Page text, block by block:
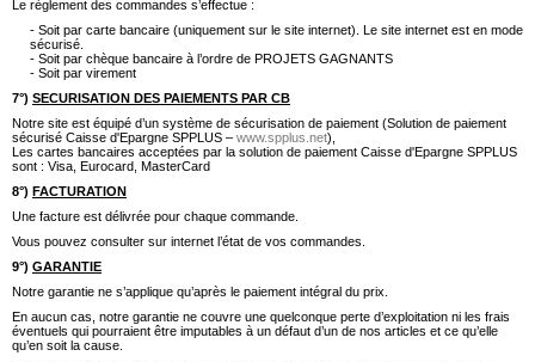
Le règlement des commandes s’effectue :
- Soit par carte bancaire (uniquement sur le site internet). Le site internet est en mode
sécurisé.
- Soit par chèque bancaire à l’ordre de PROJETS GAGNANTS
- Soit par virement
7°) SECURISATION DES PAIEMENTS PAR CB
Notre site est équipé d’un système de sécurisation de paiement (Solution de paiement
sécurisé Caisse d'Epargne SPPLUS – www.spplus.net),
Les cartes bancaires acceptées par la solution de paiement Caisse d'Epargne SPPLUS
sont : Visa, Eurocard, MasterCard
8°) FACTURATION
Une facture est délivrée pour chaque commande.
Vous pouvez consulter sur internet l’état de vos commandes.
9°) GARANTIE
Notre garantie ne s’applique qu’après le paiement intégral du prix.
En aucun cas, notre garantie ne couvre une quelconque perte d’exploitation ni les frais
éventuels qui pourraient être imputables à un défaut d’un de nos articles et ce qu’elle
qu’en soit la cause.